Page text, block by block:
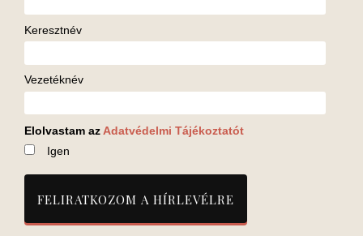
Keresztnév
Vezetéknév
Elolvastam az Adatvédelmi Tájékoztatót
Igen